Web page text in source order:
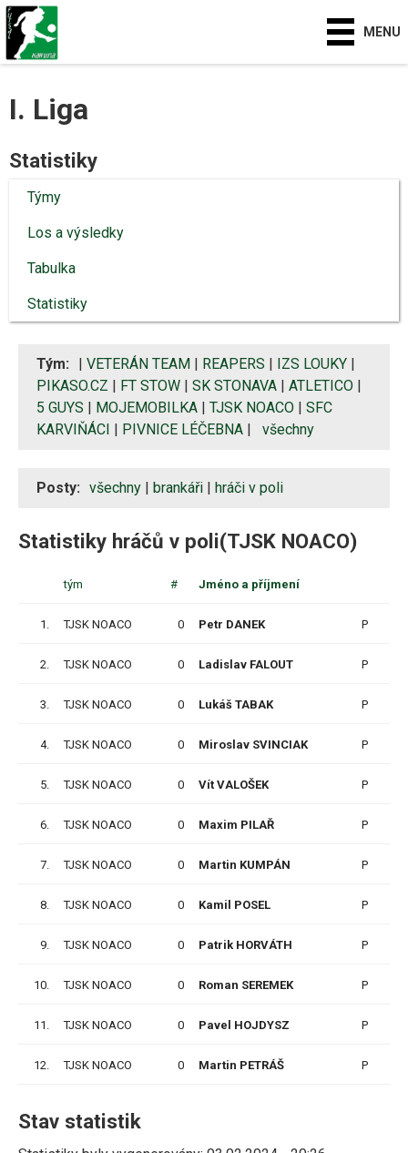
MENU
I. Liga
Statistiky
Týmy
Los a výsledky
Tabulka
Statistiky
Tým: VETERÁN TEAM REAPERS IZS LOUKY
PIKASO.CZ
FT STOW SK STONAVA ATLETICO
5 GUYS
MOJEMOBILKA TJSK NOACO
SFC
KARVIŇÁCI
PIVNICE LÉČEBNA všechny
Posty: všechny brankáři hráči v poli
Statistiky hráčů v poli(TJSK NOACO)
tým # Jméno a příjmení
1. TJSK NOACO 0 Petr DANEK P
2. TJSK NOACO 0 Ladislav FALOUT P
3. TJSK NOACO 0 Lukáš TABAK P
4. TJSK NOACO 0 Miroslav SVINCIAK P
5. TJSK NOACO 0 Vít VALOŠEK P
6. TJSK NOACO 0 Maxim PILAŘ P
7. TJSK NOACO 0 Martin KUMPÁN P
8. TJSK NOACO 0 Kamil POSEL P
9. TJSK NOACO 0 Patrik HORVÁTH P
10. TJSK NOACO 0 Roman SEREMEK P
11. TJSK NOACO 0 Pavel HOJDYSZ P
12. TJSK NOACO 0 Martin PETRÁŠ P
Stav statistik